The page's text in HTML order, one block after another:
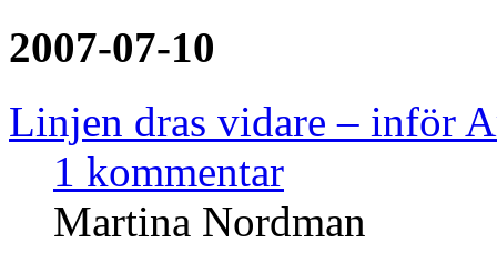
2007-07-10
Linjen dras vidare – inför
1 kommentar
Martina Nordman